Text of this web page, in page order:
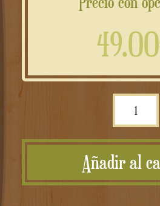
musicale
rotonda
cantidad
Añadir al